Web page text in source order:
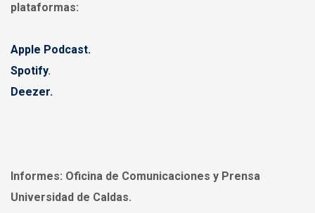
plataformas:
Apple Podcast.
Spotify.
Deezer.
Informes: Oficina de Comunicaciones y Prensa
Universidad de Caldas.